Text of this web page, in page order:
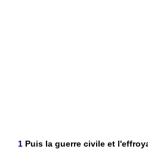
1 Puis la guerre civile et